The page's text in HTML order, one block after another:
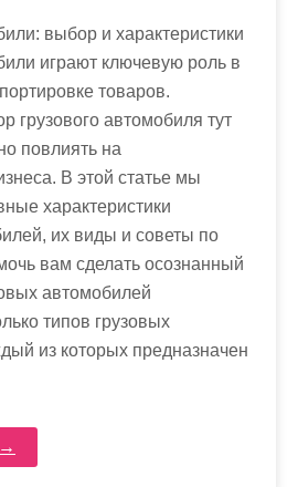
выбор и характеристики
играют ключевую роль в
товаров.
грузового автомобиля тут
повлиять на
В этой статье мы
характеристики
их виды и советы по
вам сделать осознанный
автомобилей
типов грузовых
из которых предназначен